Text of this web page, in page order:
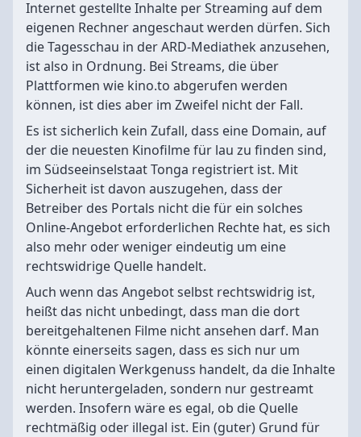
Internet gestellte Inhalte per Streaming auf dem
eigenen Rechner angeschaut werden dürfen. Sich
die Tagesschau in der ARD-Mediathek anzusehen,
ist also in Ordnung. Bei Streams, die über
Plattformen wie kino.to abgerufen werden
können, ist dies aber im Zweifel nicht der Fall.
Es ist sicherlich kein Zufall, dass eine Domain, auf
der die neuesten Kinofilme für lau zu finden sind,
im Südseeinselstaat Tonga registriert ist. Mit
Sicherheit ist davon auszugehen, dass der
Betreiber des Portals nicht die für ein solches
Online-Angebot erforderlichen Rechte hat, es sich
also mehr oder weniger eindeutig um eine
rechtswidrige Quelle handelt.
Auch wenn das Angebot selbst rechtswidrig ist,
heißt das nicht unbedingt, dass man die dort
bereitgehaltenen Filme nicht ansehen darf. Man
könnte einerseits sagen, dass es sich nur um
einen digitalen Werkgenuss handelt, da die Inhalte
nicht heruntergeladen, sondern nur gestreamt
werden. Insofern wäre es egal, ob die Quelle
rechtmäßig oder illegal ist. Ein (guter) Grund für